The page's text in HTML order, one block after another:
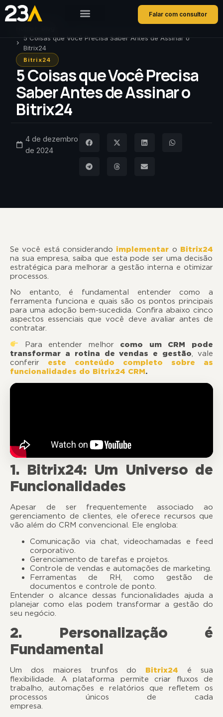
Falar com consultor
5 Coisas que Você Precisa Saber Antes de Assinar o
Bitrix24
Bitrix24
5 Coisas que Você Precisa
Saber Antes de Assinar o
Bitrix24
4 de dezembro
de 2024
Se você está considerando implementar o Bitrix24
na sua empresa, saiba que esta pode ser uma decisão
estratégica para melhorar a gestão interna e otimizar
No entanto, é fundamental entender como a
ferramenta funciona e quais são os pontos principais
para uma adoção bem-sucedida. Confira abaixo cinco
aspectos essenciais que você deve avaliar antes de
contratar.
Para entender melhor como um CRM pode
transformar a rotina de vendas e gestão, vale
conferir este conteúdo completo sobre as
funcionalidades do Bitrix24 CRM.
1. Bitrix24: Um Universo de
Funcionalidades
Apesar de ser frequentemente associado ao
gerenciamento de clientes, ele oferece recursos que
vão além do CRM convencional. Ele engloba:
Comunicação via chat, videochamadas e feed
corporativo.
Gerenciamento de tarefas e projetos.
Controle de vendas e automações de marketing.
Ferramentas de RH, como gestão de
documentos e controle de ponto.
Entender o alcance dessas funcionalidades ajuda a
planejar como elas podem transformar a gestão do
seu negócio.
2. Personalização é
Fundamental
Um dos maiores trunfos do Bitrix24
é sua
flexibilidade. A plataforma permite criar fluxos de
trabalho, automações e relatórios que refletem os
processos únicos de cada